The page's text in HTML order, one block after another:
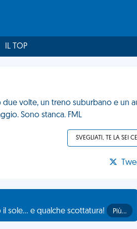
IL TOP
volte, un treno suburbano e un
Sono stanca. FML
SVEGLIATI, TE LA SEI
sole... e qualche scottatura!
Più…